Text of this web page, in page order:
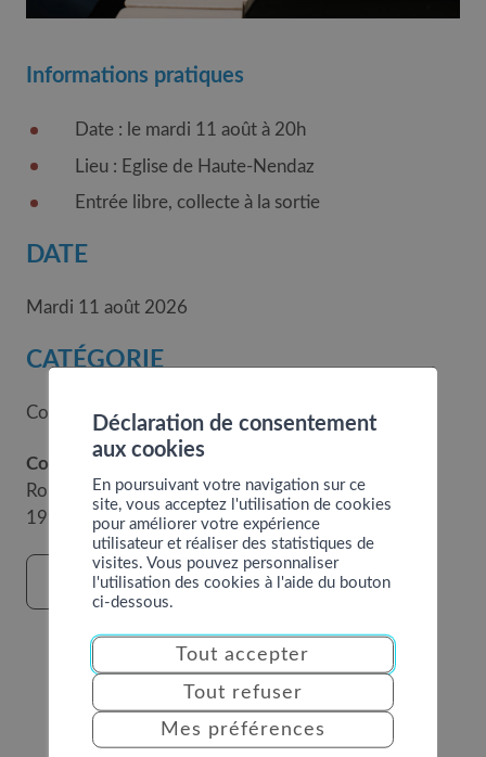
Informations pratiques
Date : le mardi 11 août à 20h
Lieu : Eglise de Haute-Nendaz
Entrée libre, collecte à la sortie
DATE
Mardi 11 août 2026
CATÉGORIE
Concerts
Contact
Route du Village 49
1997
Haute-Nendaz
VOIR LE SITE
Déclaration de consentement
aux cookies
En poursuivant votre navigation sur ce
site, vous acceptez l'utilisation de cookies
pour améliorer votre expérience
utilisateur et réaliser des statistiques de
visites. Vous pouvez personnaliser
l'utilisation des cookies à l'aide du bouton
ci-dessous.
Tout accepter
Tout refuser
Mes préférences